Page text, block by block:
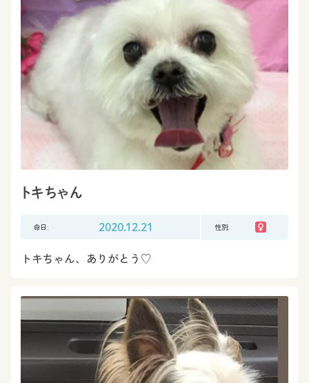
トキちゃん
命日: 2020.12.21 性別:
トキちゃん、ありがとう♡